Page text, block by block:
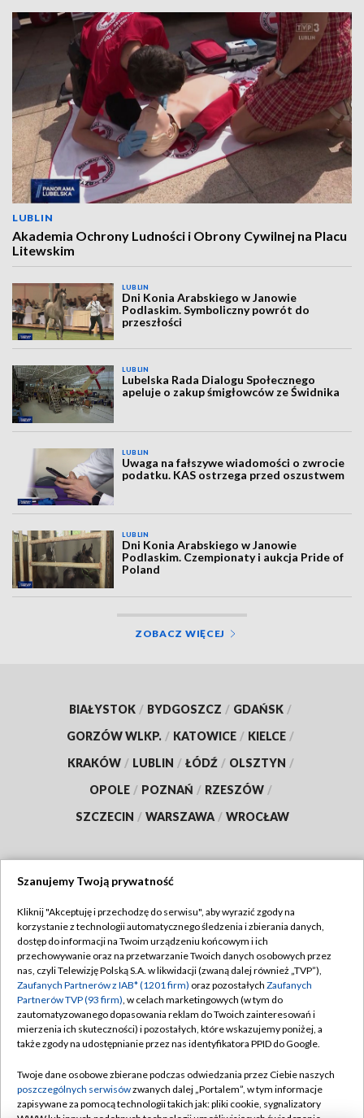
LUBLIN
Akademia Ochrony Ludności i Obrony Cywilnej na Placu
Litewskim
LUBLIN
Dni Konia Arabskiego w Janowie
Podlaskim. Symboliczny powrót do
przeszłości
LUBLIN
Lubelska Rada Dialogu Społecznego
apeluje o zakup śmigłowców ze Świdnika
LUBLIN
Uwaga na fałszywe wiadomości o zwrocie
podatku. KAS ostrzega przed oszustwem
LUBLIN
Dni Konia Arabskiego w Janowie
Podlaskim. Czempionaty i aukcja Pride of
Poland
ZOBACZ WIĘCEJ
BIAŁYSTOK / BYDGOSZCZ / GDAŃSK /
GORZÓW WLKP. / KATOWICE / KIELCE /
KRAKÓW / LUBLIN / ŁÓDŹ / OLSZTYN /
OPOLE / POZNAŃ / RZESZÓW /
SZCZECIN / WARSZAWA / WROCŁAW
TVP
Abonament TVP
Emisja w TVP
Centrum informacji TVP
Naziemna Telewizja Cyfrowa
Rada Programowa
System NOS
Regulamin TVP
Polityka prywatności
Moje zgody
Pomoc
Kontakt
Szanujemy Twoją prywatność
Kliknij "Akceptuję i przechodzę do serwisu", aby wyrazić zgody na
korzystanie z technologii automatycznego śledzenia i zbierania danych,
dostęp do informacji na Twoim urządzeniu końcowym i ich
przechowywanie oraz na przetwarzanie Twoich danych osobowych przez
nas, czyli Telewizję Polską S.A. w likwidacji (zwaną dalej również „TVP”),
Zaufanych Partnerów z IAB* (1201 firm) oraz pozostałych Zaufanych
Partnerów TVP (93 firm), w celach marketingowych (w tym do
zautomatyzowanego dopasowania reklam do Twoich zainteresowań i
mierzenia ich skuteczności) i pozostałych, które wskazujemy poniżej, a
także zgody na udostępnianie przez nas identyfikatora PPID do Google.
Twoje dane osobowe zbierane podczas odwiedzania przez Ciebie naszych
poszczególnych serwisówzwanych dalej „Portalem”, w tym informacje
zapisywane za pomocą technologii takich jak: pliki cookie, sygnalizatory